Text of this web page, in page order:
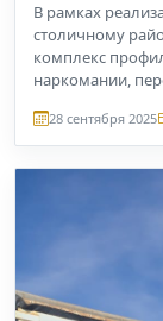
В рамках
столичному
комплекс
наркомании,
28 сентября 2025